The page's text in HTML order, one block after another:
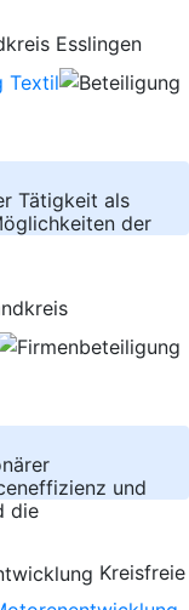
Esslingen
Tätigkeit als
der
und
die
Kreisfreie